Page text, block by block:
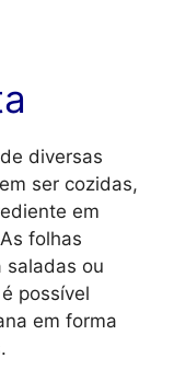
diversas
ser cozidas,
em
folhas
saladas ou
possível
em forma